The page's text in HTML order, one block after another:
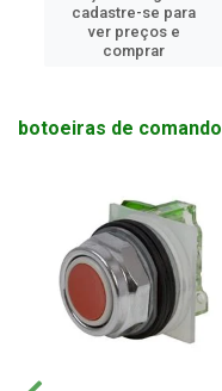
cadastre-se para
ver preços e
comprar
botoeiras de comando